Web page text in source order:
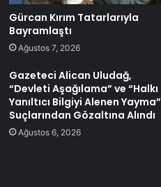
Gürcan Kırım Tatarlarıyla
Bayramlaştı
Ağustos 7, 2026
Gazeteci Alican Uludağ,
“Devleti Aşağılama” ve “Halkı
Yanıltıcı Bilgiyi Alenen Yayma”
Suçlarından Gözaltına Alındı
Ağustos 6, 2026